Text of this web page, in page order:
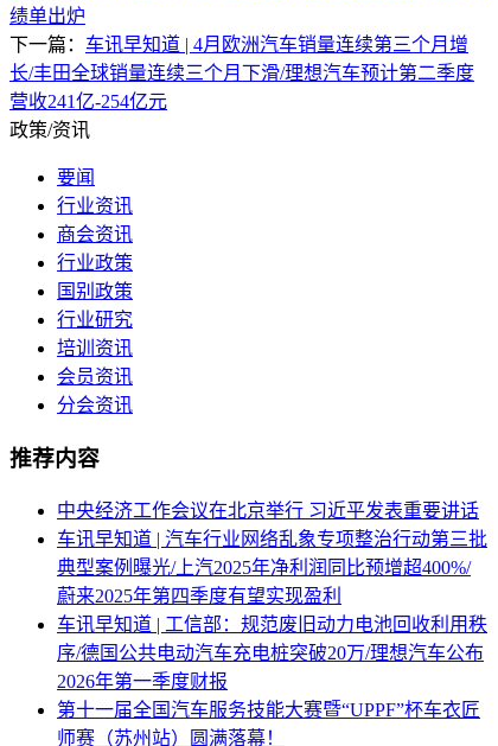
绩单出炉
下一篇： 车讯早知道 | 4月欧洲汽车销量连续第三个月增
长/丰田全球销量连续三个月下滑/理想汽车预计第二季度
营收241亿-254亿元
政策/资讯
要闻
行业资讯
商会资讯
行业政策
国别政策
行业研究
培训资讯
会员资讯
分会资讯
推荐内容
中央经济工作会议在北京举行 习近平发表重要讲话
车讯早知道 | 汽车行业网络乱象专项整治行动第三批
典型案例曝光/上汽2025年净利润同比预增超400%/
蔚来2025年第四季度有望实现盈利
车讯早知道 | 工信部：规范废旧动力电池回收利用秩
序/德国公共电动汽车充电桩突破20万/理想汽车公布
2026年第一季度财报
第十一届全国汽车服务技能大赛暨“UPPF”杯车衣匠
师赛（苏州站）圆满落幕！